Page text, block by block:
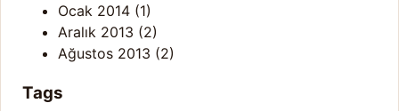
Ocak 2014 (1)
Aralık 2013 (2)
Ağustos 2013 (2)
Tags